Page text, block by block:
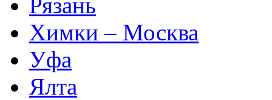
Химки – Москва
Уфа
Ялта